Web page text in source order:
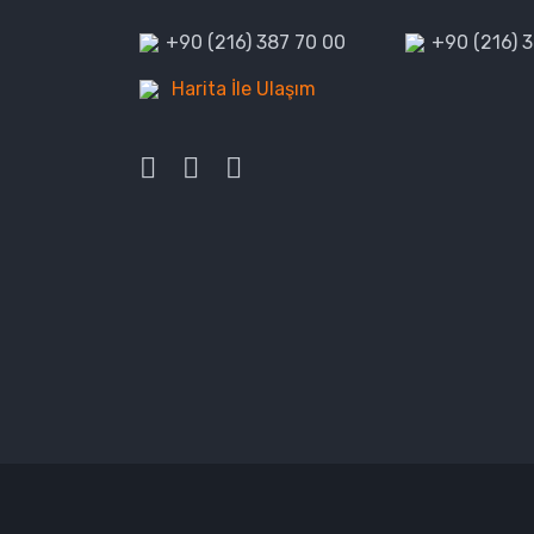
+90 (216) 387 70 00 +90 (216)
Harita İle Ulaşım